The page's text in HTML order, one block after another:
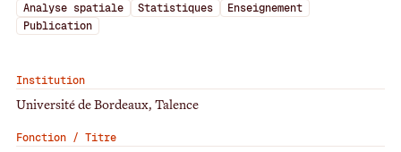
Analyse spatiale Statistiques
Enseignement
Publication
Institution
Université de Bordeaux, Talence
Fonction / Titre